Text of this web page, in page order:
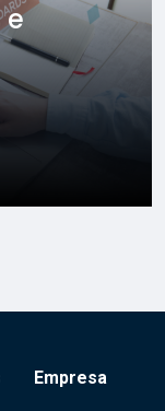
e
Empresa